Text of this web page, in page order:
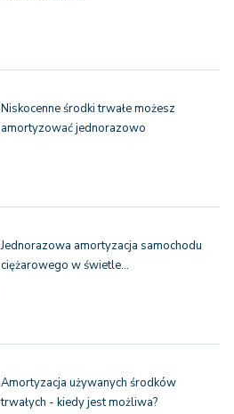
Niskocenne środki trwałe możesz
amortyzować jednorazowo
Jednorazowa amortyzacja samochodu
ciężarowego w świetle…
Amortyzacja używanych środków
trwałych - kiedy jest możliwa?